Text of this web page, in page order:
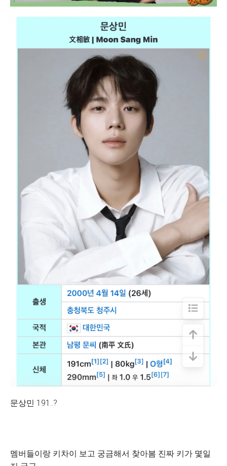
문상민 191..?
멤버들이랑 키차이 보고 궁금해서 찾아봄 진짜 키가 몇일